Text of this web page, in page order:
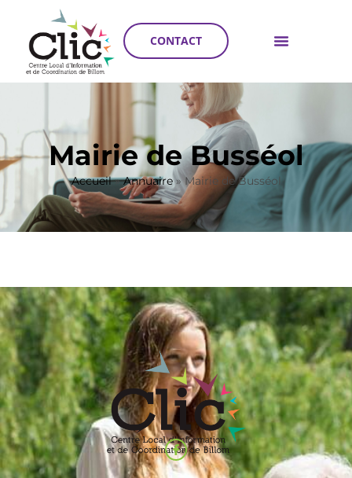
CONTACT
Mairie de Busséol
Accueil»Annuaire»Mairie de Busséol